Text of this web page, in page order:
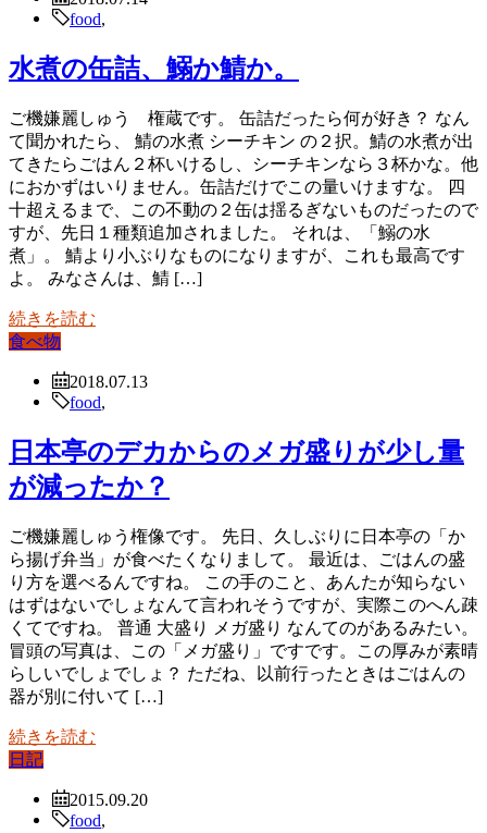
food
水煮の缶詰、鰯か鯖か。
ご機嫌麗しゅう 権蔵です。 缶詰だったら何が好き？ なん
て聞かれたら、 鯖の水煮 シーチキン の２択。鯖の水煮が出
てきたらごはん２杯いけるし、シーチキンなら３杯かな。他
におかずはいりません。缶詰だけでこの量いけますな。 四
十超えるまで、この不動の２缶は揺るぎないものだったので
すが、先日１種類追加されました。 それは、「鰯の水
煮」。 鯖より小ぶりなものになりますが、これも最高です
よ。 みなさんは、鯖 […]
続きを読む
食べ物
2018.07.13
food
日本亭のデカからのメガ盛りが少し量
が減ったか？
ご機嫌麗しゅう権像です。 先日、久しぶりに日本亭の「か
ら揚げ弁当」が食べたくなりまして。 最近は、ごはんの盛
り方を選べるんですね。 この手のこと、あんたが知らない
はずはないでしょなんて言われそうですが、実際このへん疎
くてですね。 普通 大盛り メガ盛り なんてのがあるみたい。
冒頭の写真は、この「メガ盛り」ですです。この厚みが素晴
らしいでしょでしょ？ ただね、以前行ったときはごはんの
器が別に付いて […]
続きを読む
日記
2015.09.20
food